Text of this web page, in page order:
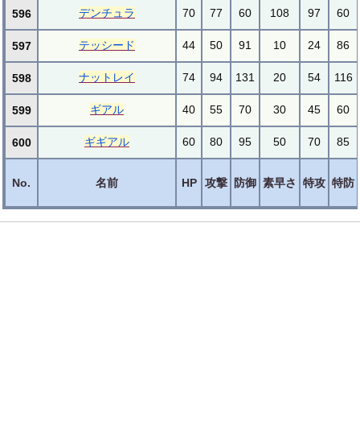
No. 名前 HP 攻撃 防御 素早さ 特攻 特防
596 デンチュラ 70 77 60 108 97 60
597 テッシード 44 50 91 10 24 86
598 ナットレイ 74 94 131 20 54 116
599 ギアル 40 55 70 30 45 60
600 ギギアル 60 80 95 50 70 85